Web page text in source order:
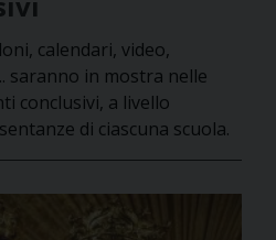
calendari, video,
saranno in mostra nelle
conclusivi, a livello
di ciascuna scuola.